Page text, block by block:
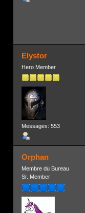
Elystor
Hero Member
Messages: 553
Orphan
Membre du Bureau
Sr. Member